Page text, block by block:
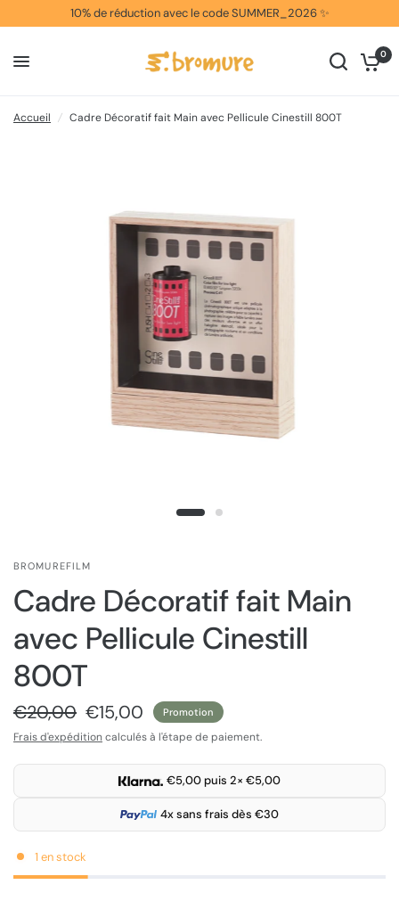
10% de réduction avec le code SUMMER_2026 ✨
0
Accueil / Cadre Décoratif fait Main avec Pellicule Cinestill 800T
BROMUREFILM
Cadre Décoratif fait Main
avec Pellicule Cinestill
800T
€20,00 €15,00 Promotion
Frais d'expédition calculés à l'étape de paiement.
€5,00 puis 2× €5,00
4x sans frais dès €30
1 en stock